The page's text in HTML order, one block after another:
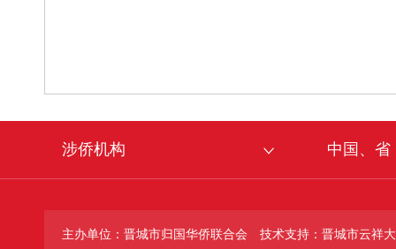
涉侨机构 中国、省
主办单位：晋城市归国华侨联合会
技术支持：晋城市云祥